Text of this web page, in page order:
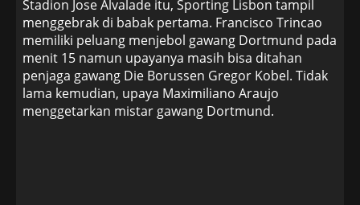
Stadion Jose Alvalade itu, Sporting Lisbon tampil
menggebrak di babak pertama. Francisco Trincao
memiliki peluang menjebol gawang Dortmund pada
menit 15 namun upayanya masih bisa ditahan
penjaga gawang Die Borussen Gregor Kobel. Tidak
lama kemudian, upaya Maximiliano Araujo
menggetarkan mistar gawang Dortmund.